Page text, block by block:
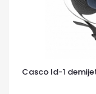
Casco ld-1